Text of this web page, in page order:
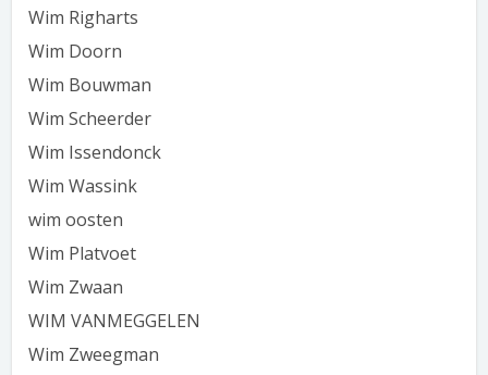
Wim Righarts
Wim Doorn
Wim Bouwman
Wim Scheerder
Wim Issendonck
Wim Wassink
wim oosten
Wim Platvoet
Wim Zwaan
WIM VANMEGGELEN
Wim Zweegman